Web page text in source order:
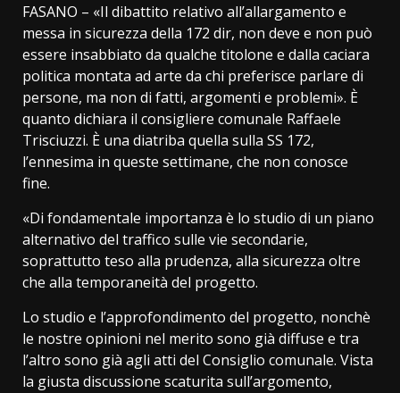
FASANO – «Il dibattito relativo all’allargamento e
messa in sicurezza della 172 dir, non deve e non può
essere insabbiato da qualche titolone e dalla caciara
politica montata ad arte da chi preferisce parlare di
persone, ma non di fatti, argomenti e problemi». È
quanto dichiara il consigliere comunale Raffaele
Trisciuzzi. È una diatriba quella sulla SS 172,
l’ennesima in queste settimane, che non conosce
fine.
«Di fondamentale importanza è lo studio di un piano
alternativo del traffico sulle vie secondarie,
soprattutto teso alla prudenza, alla sicurezza oltre
che alla temporaneità del progetto.
Lo studio e l’approfondimento del progetto, nonchè
le nostre opinioni nel merito sono già diffuse e tra
l’altro sono già agli atti del Consiglio comunale. Vista
la giusta discussione scaturita sull’argomento,